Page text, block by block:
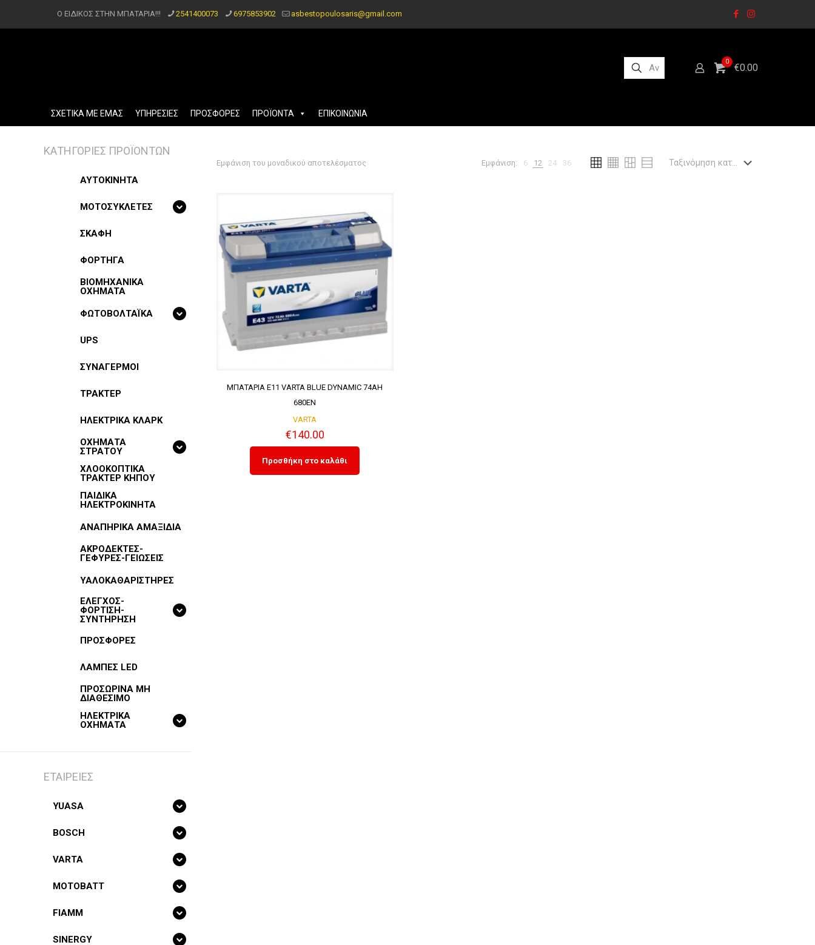
Ο ΕΙΔΙΚΟΣ ΣΤΗΝ ΜΠΑΤΑΡΙΑ!!! 2541400073 6975853902 asbestopoulosaris@gmail.com
0
€0.00
ΣΧΕΤΙΚΑ ΜΕ ΕΜΑΣ ΥΠΗΡΕΣΙΕΣ ΠΡΟΣΦΟΡΕΣ ΠΡΟΪΟΝΤΑ ΕΠΙΚΟΙΝΩΝΙΑ
Εμφάνιση του μοναδικού αποτελέσματος Εμφάνιση: 6 12 24 36
ΜΠΑΤΑΡΙΑ E11 VARTA BLUE DYNAMIC 74AH
680EN
VARTA
€140.00
Προσθήκη στο καλάθι
ΚΑΤΗΓΟΡΙΕΣ ΠΡΟΪΟΝΤΩΝ
ΑΥΤΟΚΙΝΗΤΑ
ΜΟΤΟΣΥΚΛΕΤΕΣ
ΣΚΑΦΗ
ΦΟΡΤΗΓΑ
BIOMHXANIKA
OXHMATA
ΦΩΤΟΒΟΛΤΑΪΚΑ
UPS
ΣΥΝΑΓΕΡΜΟΙ
ΤΡΑΚΤΕΡ
ΗΛΕΚΤΡΙΚΑ ΚΛΑΡΚ
ΟΧΗΜΑΤΑ
ΣΤΡΑΤΟΥ
ΧΛΟΟΚΟΠΤΙΚΑ
ΤΡΑΚΤΕΡ ΚΗΠΟΥ
ΠΑΙΔΙΚΑ
ΗΛΕΚΤΡΟΚΙΝΗΤΑ
ΑΝΑΠΗΡΙΚΑ ΑΜΑΞΙΔΙΑ
ΑΚΡΟΔΕΚΤΕΣ-
ΓΕΦΥΡΕΣ-ΓΕΙΩΣΕΙΣ
ΥΑΛΟΚΑΘΑΡΙΣΤΗΡΕΣ
ΕΛΕΓΧΟΣ-
ΦΟΡΤΙΣΗ-
ΣΥΝΤΗΡΗΣΗ
ΠΡΟΣΦΟΡΕΣ
ΛΑΜΠΕΣ LED
ΠΡΟΣΩΡΙΝΑ ΜΗ
ΔΙΑΘΕΣΙΜΟ
ΗΛΕΚΤΡΙΚΑ
ΟΧΗΜΑΤΑ
ΕΤΑΙΡΕΙΕΣ
YUASA
BOSCH
VARTA
MOTOBATT
FIAMM
SINERGY